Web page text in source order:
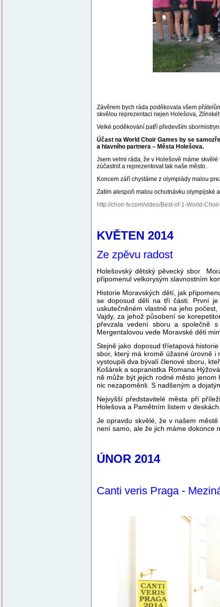
Závěrem bych ráda poděkovala všem
skvělou reprezentaci nejen Holešova,
Velké poděkování patří především
Účast na World Choir Games by se
a hlavního partnera – Města Holešova.
Jsem velmi ráda, že v Holešově máme
zúčastnit a reprezentovat tak naše město.
Koncem září chystáme z olympiády malou
Zatím alespoň malou ochutnávku olympijské
http://choir-tv.com/video/Best-of-1-World-
KVĚTEN 2014
Ze zpěvu radost
Holešovský dětský pěvecký sbor
připomenul velkorysým slavnostním
Historie Moravských dětí, jak
se doposud dělí na tři části. První
uskutečněném vlastně na jeho
Vajdy, za jehož působení se
převzala vedení sboru a společně
Mergentalovou vede Moravské děti
Stejně jako doposud tříetapová
sbor, který má kromě úžasné úrovně
vystoupili dva bývalí členové sboru,
Košárek a sopranistka Romana
ně může být jejich rodné město
nic nezapoměnli. S nadšeným a
Nejvyšší představitelé města při
Holešova a Pamětním listem v
Je opravdu skvělé, že v našem
není samo, ale že jich máme
ÚNOR 2014
Canti veris Praga -